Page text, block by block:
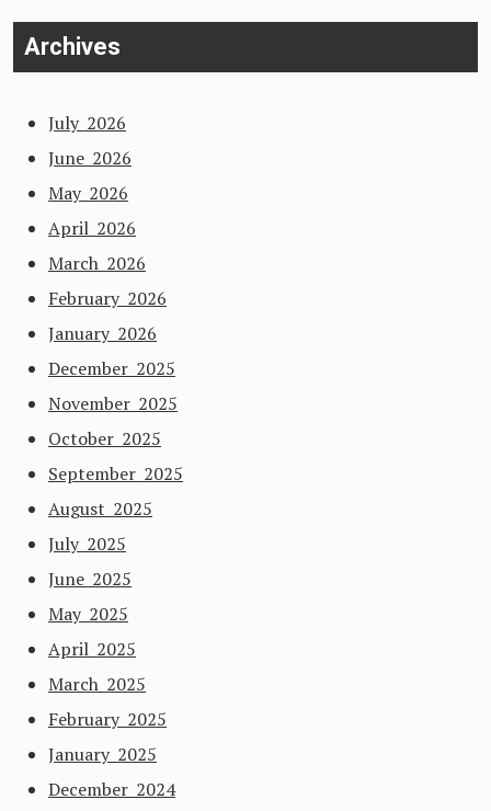
Archives
July 2026
June 2026
May 2026
April 2026
March 2026
February 2026
January 2026
December 2025
November 2025
October 2025
September 2025
August 2025
July 2025
June 2025
May 2025
April 2025
March 2025
February 2025
January 2025
December 2024